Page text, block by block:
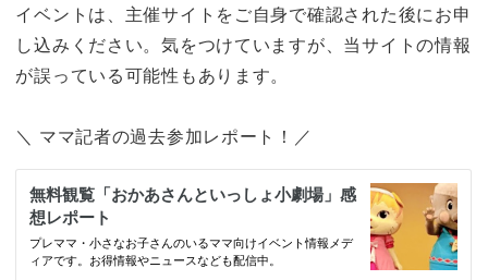
イベントは、主催サイトをご自身で確認された後にお申
し込みください。気をつけていますが、当サイトの情報
が誤っている可能性もあります。
＼ ママ記者の過去参加レポート！／